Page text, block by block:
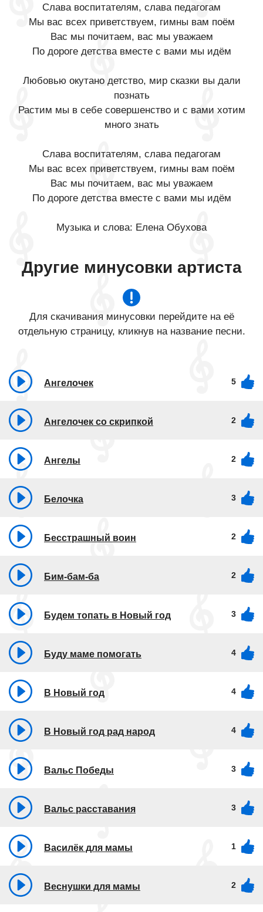
Слава воспитателям, слава педагогам
Мы вас всех приветствуем, гимны вам поём
Вас мы почитаем, вас мы уважаем
По дороге детства вместе с вами мы идём
Любовью окутано детство, мир сказки вы дали
познать
Растим мы в себе совершенство и с вами хотим
много знать
Слава воспитателям, слава педагогам
Мы вас всех приветствуем, гимны вам поём
Вас мы почитаем, вас мы уважаем
По дороге детства вместе с вами мы идём
Музыка и слова: Елена Обухова
Другие минусовки артиста
Для скачивания минусовки перейдите на её
отдельную страницу, кликнув на название песни.
Ангелочек 5
Ангелочек со скрипкой 2
Ангелы 2
Белочка 3
Бесстрашный воин 2
Бим-бам-ба 2
Будем топать в Новый год 3
Буду маме помогать 4
В Новый год 4
В Новый год рад народ 4
Вальс Победы 3
Вальс расставания 3
Василёк для мамы 1
Веснушки для мамы 2